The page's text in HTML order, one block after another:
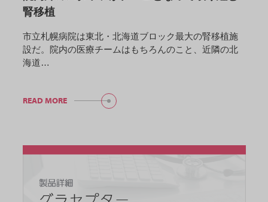
腎移植
市立札幌病院は東北・北海道ブロック最大の腎移植施
設だ。院内の医療チームはもちろんのこと、近隣の北
海道…
READ MORE